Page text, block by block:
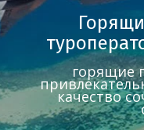
горящие
качество